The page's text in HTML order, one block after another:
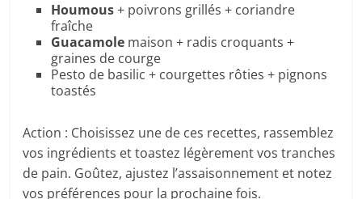
Houmous+ poivrons grillés + coriandre
fraîche
Guacamole maison + radis croquants +
graines de courge
Pesto de basilic + courgettes rôties + pignons
toastés
Action : Choisissez une de ces recettes, rassemblez
vos ingrédients et toastez légèrement vos tranches
de pain. Goûtez, ajustez l’assaisonnement et notez
vos préférences pour la prochaine fois.